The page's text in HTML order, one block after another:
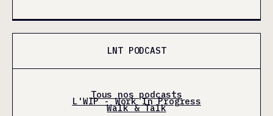
LNT PODCAST
Tous nos podcasts
L'WIP - Work In Progress
Walk & Talk